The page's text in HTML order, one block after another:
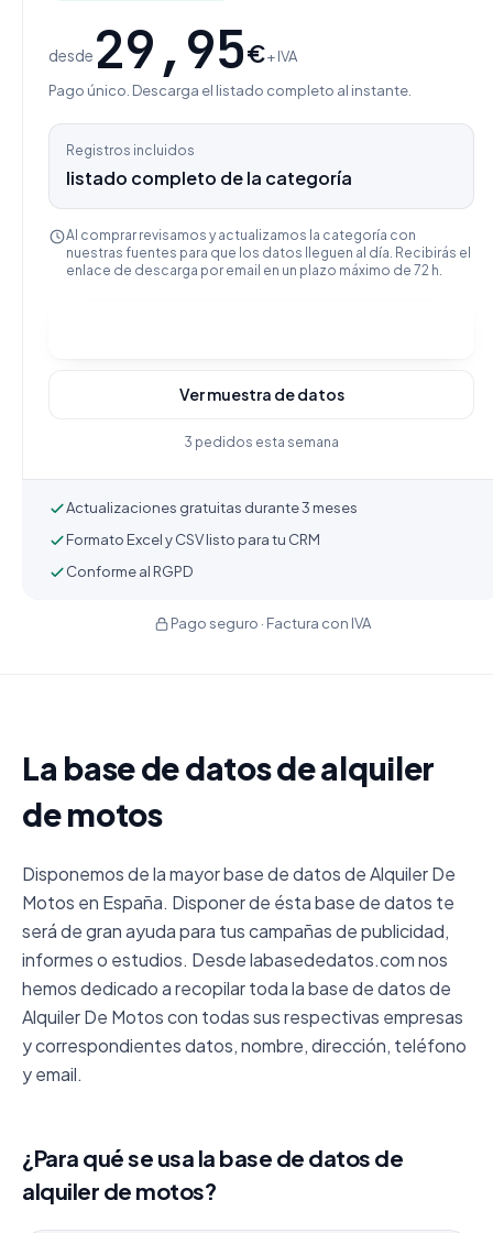
desde 29,95€+ IVA
Pago único. Descarga el listado completo al instante.
Registros incluidos
listado completo de la categoría
Al comprar revisamos y actualizamos la categoría con
nuestras fuentes para que los datos lleguen al día. Recibirás el
enlace de descarga por email en un plazo máximo de 72 h.
Ver muestra de datos
3 pedidos esta semana
Actualizaciones gratuitas durante 3 meses
Formato Excel y CSV listo para tu CRM
Conforme al RGPD
Pago seguro · Factura con IVA
La base de datos de alquiler
de motos
Disponemos de la mayor base de datos de Alquiler De
Motos en España. Disponer de ésta base de datos te
será de gran ayuda para tus campañas de publicidad,
informes o estudios. Desde labasededatos.com nos
hemos dedicado a recopilar toda la base de datos de
Alquiler De Motos con todas sus respectivas empresas
y correspondientes datos, nombre, dirección, teléfono
y email.
¿Para qué se usa la base de datos de
alquiler de motos?